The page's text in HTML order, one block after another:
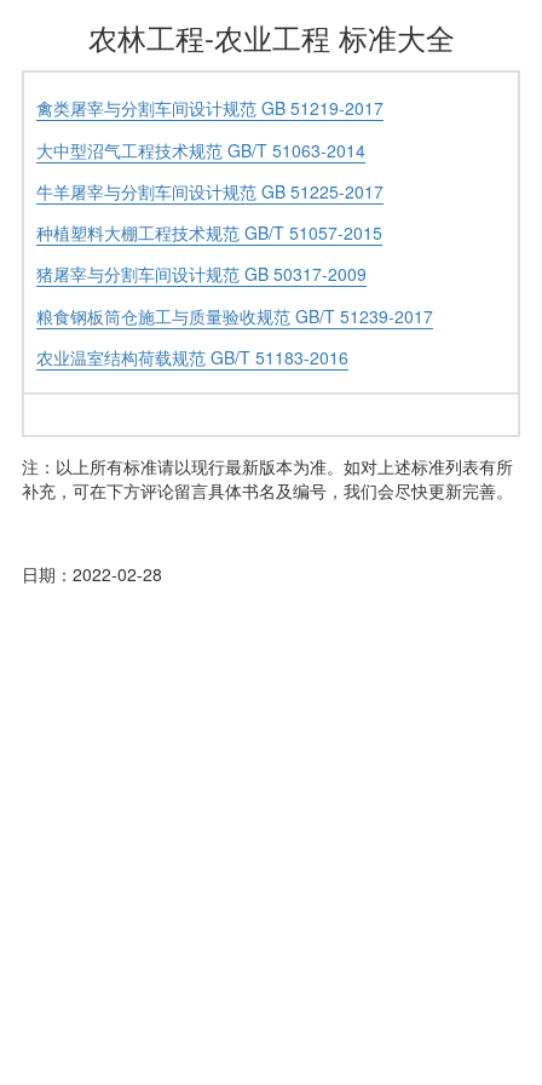
农林工程-农业工程 标准大全
禽类屠宰与分割车间设计规范 GB 51219-2017
大中型沼气工程技术规范 GB/T 51063-2014
牛羊屠宰与分割车间设计规范 GB 51225-2017
种植塑料大棚工程技术规范 GB/T 51057-2015
猪屠宰与分割车间设计规范 GB 50317-2009
粮食钢板筒仓施工与质量验收规范 GB/T 51239-2017
农业温室结构荷载规范 GB/T 51183-2016
注：以上所有标准请以现行最新版本为准。如对上述标准列表有所
补充，可在下方评论留言具体书名及编号，我们会尽快更新完善。
日期：2022-02-28